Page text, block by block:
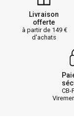
Livraison
offerte
à partir de 149
d'achats
CB-